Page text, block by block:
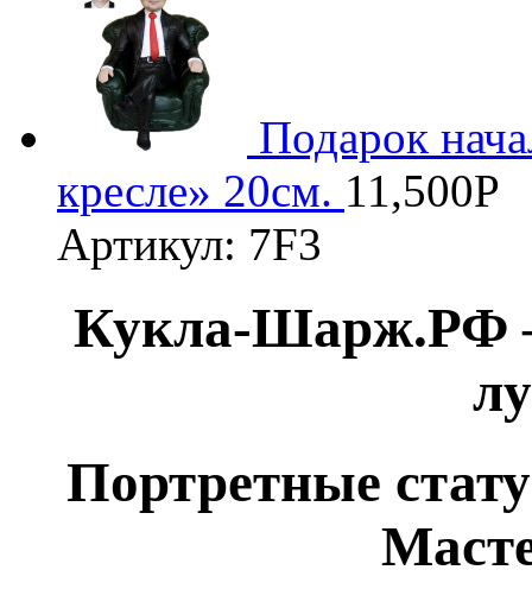
Подарок
кресле» 20см. 11,500Р
Артикул: 7F3
Кукла-Шарж.РФ
Портретные